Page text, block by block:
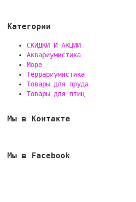
Категории
СКИДКИ И АКЦИИ
Аквариумистика
Море
Террариумистика
Товары для пруда
Товары для птиц
Мы в Контакте
Мы в Facebook